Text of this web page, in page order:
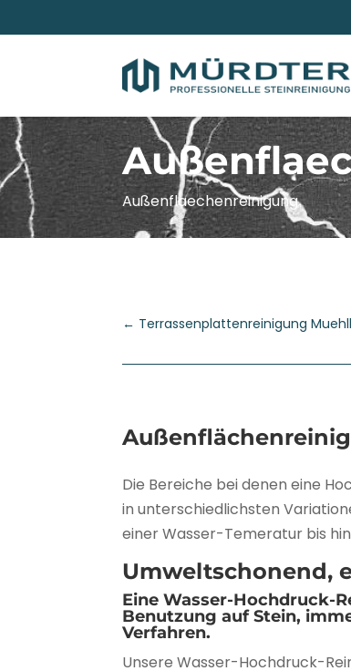
Außenflaechenreinigung
← Terrassenplattenreinigung
Die Bereiche bei denen eine
in unterschiedlichsten
einer Wasser-Temeratur bis
Umweltschonend,
Eine Wasser-Hochdruck-
Benutzung auf Stein,
Verfahren.
Unsere Wasser-Hochdruck-